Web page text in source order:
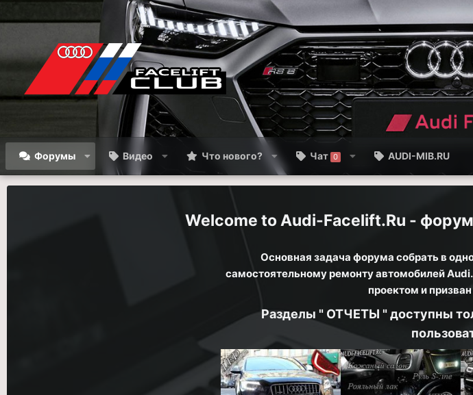
Форумы Видео Что нового? Чат 0 AUDI-MIB.RU
Audi-Facelift.Ru - форум
Основная задача форума собрать в
самостоятельному ремонту автомобилей
проектом и
Разделы " ОТЧЕТЫ " доступны